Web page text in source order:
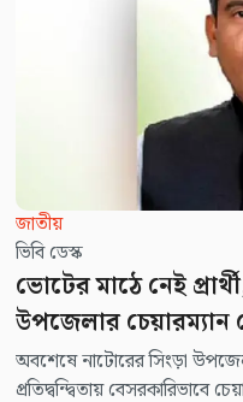
জাতীয়
ভিবি ডেস্ক
ভোটের মাঠে নেই
উপজেলার চেয়ারম্যান
অবশেষে নাটোরের সিংড়া
প্রতিদ্বন্দ্বিতায় বেসরকারিভাবে